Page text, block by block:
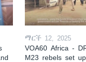
ማርች 12, 2025
VOA60 Africa -
M23 rebels set